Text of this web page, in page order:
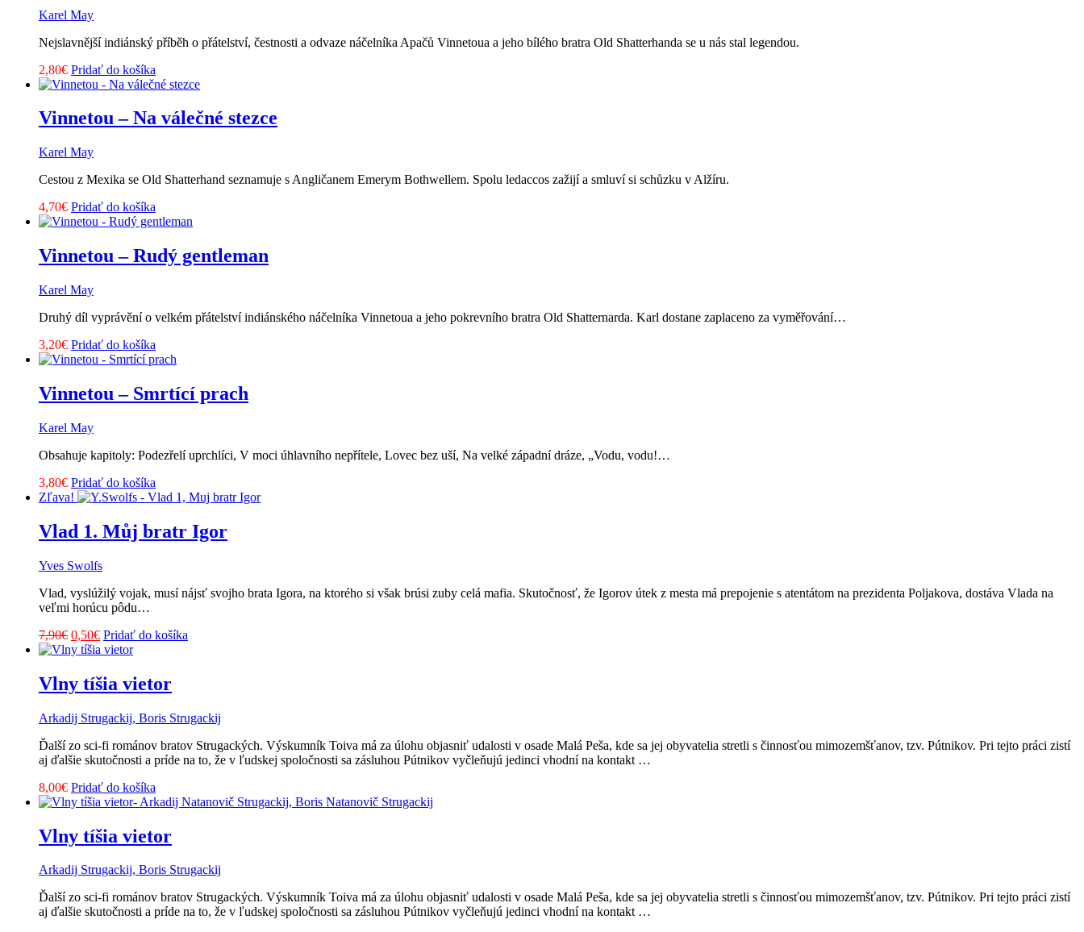
Karel May
Nejslavnější indiánský příběh o přátelství, čestnosti a odvaze náčelníka Apačů Vinnetoua a jeho bílého bratra Old Shatterhanda se u nás stal legendou.
2,80€ Pridať do košíka
Vinnetou – Na válečné stezce
Karel May
Cestou z Mexika se Old Shatterhand seznamuje s Angličanem Emerym Bothwellem. Spolu ledaccos zažijí a smluví si schůzku v Alžíru.
4,70€ Pridať do košíka
Vinnetou – Rudý gentleman
Karel May
Druhý díl vyprávění o velkém přátelství indiánského náčelníka Vinnetoua a jeho pokrevního bratra Old Shatternarda. Karl dostane zaplaceno za vyměřování…
3,20€ Pridať do košíka
Vinnetou – Smrtící prach
Karel May
Obsahuje kapitoly: Podezřelí uprchlíci, V moci úhlavního nepřítele, Lovec bez uší, Na velké západní dráze, „Vodu, vodu!…
3,80€ Pridať do košíka
Zľava!
Vlad 1. Můj bratr Igor
Yves Swolfs
Vlad, vyslúžilý vojak, musí nájsť svojho brata Igora, na ktorého si však brúsi zuby celá mafia. Skutočnosť, že Igorov útek z mesta má prepojenie s atentátom na prezidenta Poljakova, dostáva Vlada na
veľmi horúcu pôdu…
7,90€ Pôvodná
cena
7,90€.
0,50€Aktuálna
cena
0,50€.
Pridať do košíka
Vlny tíšia vietor
Arkadij Strugackij, Boris Strugackij
Ďalší zo sci-fi románov bratov Strugackých. Výskumník Toiva má za úlohu objasniť udalosti v osade Malá Peša, kde sa jej obyvatelia stretli s činnosťou mimozemšťanov, tzv. Pútnikov. Pri tejto práci zistí
aj ďalšie skutočnosti a príde na to, že v ľudskej spoločnosti sa zásluhou Pútnikov vyčleňujú jedinci vhodní na kontakt …
8,00€ Pridať do košíka
Vlny tíšia vietor
Arkadij Strugackij, Boris Strugackij
Ďalší zo sci-fi románov bratov Strugackých. Výskumník Toiva má za úlohu objasniť udalosti v osade Malá Peša, kde sa jej obyvatelia stretli s činnosťou mimozemšťanov, tzv. Pútnikov. Pri tejto práci zistí
aj ďalšie skutočnosti a príde na to, že v ľudskej spoločnosti sa zásluhou Pútnikov vyčleňujú jedinci vhodní na kontakt …